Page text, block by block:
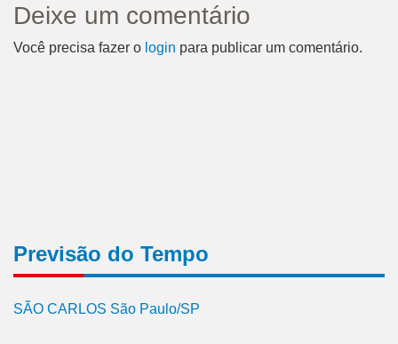
Deixe um comentário
Você precisa fazer o login para publicar um comentário.
Previsão do Tempo
SÃO CARLOS São Paulo/SP